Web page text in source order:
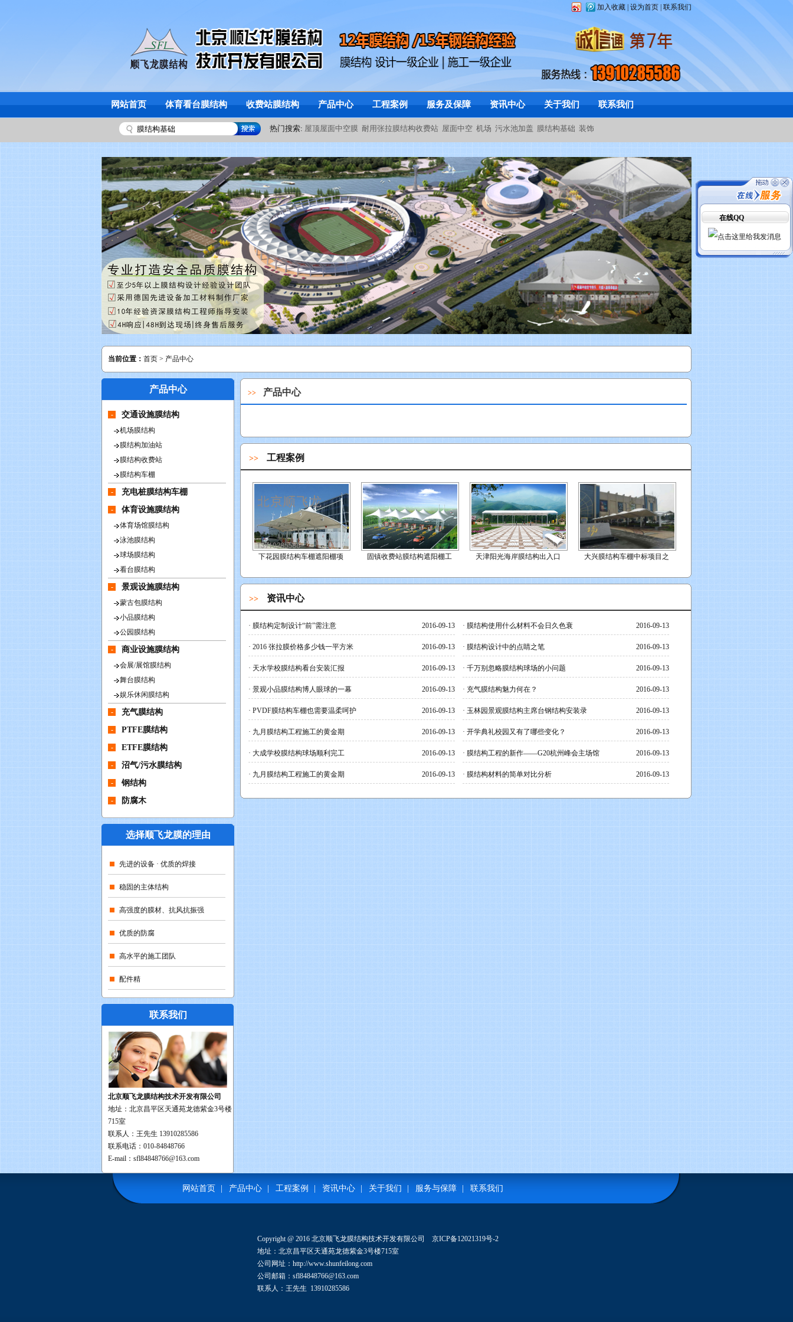
加入收藏 设为首页 联系我们
网站首页 体育看台膜结构 收费站膜结构 产品中心 工程案例 服务及保障 资讯中心 关于我们 联系我们
热门搜索: 屋顶屋面中空膜 耐用张拉膜结构收费站 屋面中空 机场 污水池加盖 膜结构基础 装饰
当前位置： 首页 > 产品中心
产品中心
- 交通设施膜结构
机场膜结构
膜结构加油站
膜结构收费站
膜结构车棚
- 充电桩膜结构车棚
- 体育设施膜结构
体育场馆膜结构
泳池膜结构
球场膜结构
看台膜结构
- 景观设施膜结构
蒙古包膜结构
小品膜结构
公园膜结构
- 商业设施膜结构
会展/展馆膜结构
舞台膜结构
娱乐休闲膜结构
- 充气膜结构
- PTFE膜结构
- ETFE膜结构
- 沼气/污水膜结构
- 钢结构
- 防腐木
选择顺飞龙膜的理由
先进的设备 · 优质的焊接
稳固的主体结构
高强度的膜材、抗风抗振强
优质的防腐
高水平的施工团队
配件精
联系我们
北京顺飞龙膜结构技术开发有限公司
地址：北京昌平区天通苑龙德紫金3号楼
715室
联系人：王先生 13910285586
联系电话：010-84848766
E-mail：sfl84848766@163.com
>> 产品中心
>> 工程案例
下花园膜结构车棚遮阳棚项 固镇收费站膜结构遮阳棚工 天津阳光海岸膜结构出入口 大兴膜结构车棚中标项目之
>> 资讯中心
· 膜结构定制设计“前”需注意 2016-09-13 · 膜结构使用什么材料不会日久色衰 2016-09-13
· 2016 张拉膜价格多少钱一平方米 2016-09-13 · 膜结构设计中的点睛之笔 2016-09-13
· 天水学校膜结构看台安装汇报 2016-09-13 · 千万别忽略膜结构球场的小问题 2016-09-13
· 景观小品膜结构博人眼球的一幕 2016-09-13 · 充气膜结构魅力何在？ 2016-09-13
· PVDF膜结构车棚也需要温柔呵护 2016-09-13 · 玉林园景观膜结构主席台钢结构安装录 2016-09-13
· 九月膜结构工程施工的黄金期 2016-09-13 · 开学典礼校园又有了哪些变化？ 2016-09-13
· 大成学校膜结构球场顺利完工 2016-09-13 · 膜结构工程的新作——G20杭州峰会主场馆 2016-09-13
· 九月膜结构工程施工的黄金期 2016-09-13 · 膜结构材料的简单对比分析 2016-09-13
网站首页 产品中心 工程案例 资讯中心 关于我们 服务与保障 联系我们
Copyright @ 2016 北京顺飞龙膜结构技术开发有限公司 京ICP备12021319号-2
地址：北京昌平区天通苑龙德紫金3号楼715室
公司网址：http://www.shunfeilong.com
公司邮箱：sfl84848766@163.com
联系人：王先生 13910285586
在线QQ